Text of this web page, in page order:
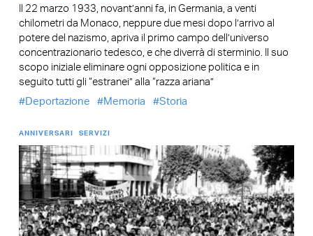
Il 22 marzo 1933, novant’anni fa, in Germania, a venti
chilometri da Monaco, neppure due mesi dopo l’arrivo al
potere del nazismo, apriva il primo campo dell’universo
concentrazionario tedesco, e che diverrà di sterminio. Il suo
scopo iniziale eliminare ogni opposizione politica e in
seguito tutti gli “estranei” alla “razza ariana”
Deportazione
Memoria Storia
ANNIVERSARI SERVIZI